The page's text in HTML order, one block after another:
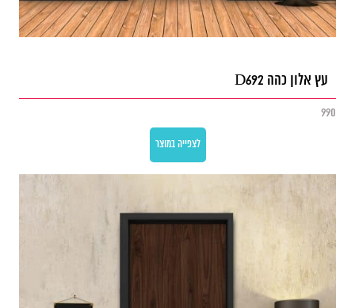
עץ אלון כהה D692
990
לצפייה במוצר